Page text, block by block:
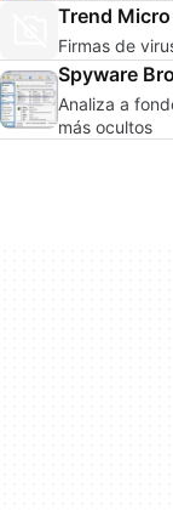
Trend
Firmas de
Spyware
Analiza a
más ocultos